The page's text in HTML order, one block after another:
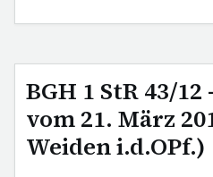
BGH 1 StR 43/
vom 21. März
Weiden i.d.OPf.)